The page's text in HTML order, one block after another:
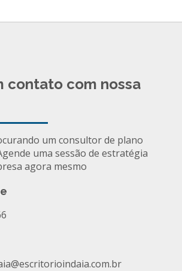
contato com nossa
um consultor de plano
uma sessão de estratégia
agora mesmo